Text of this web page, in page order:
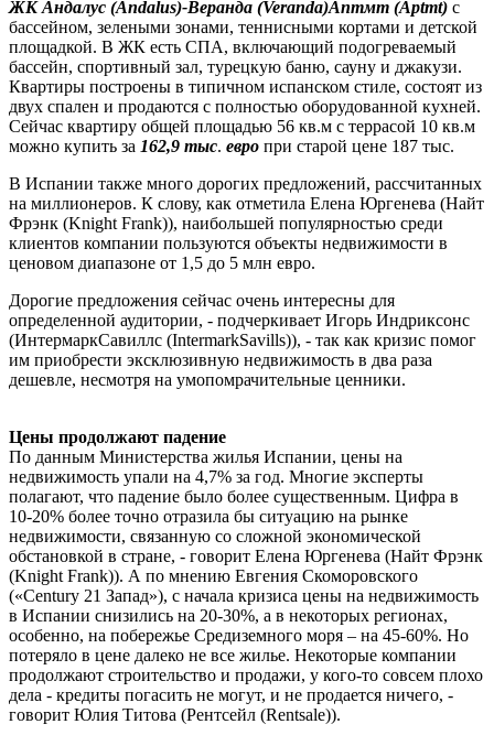
ЖКАндалус (Andalus)-Веранда (Veranda)Аптмт (Aptmt) с
бассейном, зелеными зонами, теннисными кортами и детской
площадкой. В ЖК есть СПА, включающий подогреваемый
бассейн, спортивный зал, турецкую баню, сауну и джакузи.
Квартиры построены в типичном испанском стиле, состоят из
двух спален и продаются с полностью оборудованной кухней.
Сейчас квартиру общей площадью 56 кв.м с террасой 10 кв.м
можно купить за 162,9 тыс. евро при старой цене 187 тыс.
В Испании также много дорогих предложений, рассчитанных
на миллионеров. К слову, как отметила Елена Юргенева (Найт
Фрэнк (Knight Frank)), наибольшей популярностью среди
клиентов компании пользуются объекты недвижимости в
ценовом диапазоне от 1,5 до 5 млн евро.
Дорогие предложения сейчас очень интересны для
определенной аудитории, - подчеркивает Игорь Индриксонс
(ИнтермаркСавиллс (IntermarkSavills)), - так как кризис помог
им приобрести эксклюзивную недвижимость в два раза
дешевле, несмотря на умопомрачительные ценники.
Цены продолжают падение
По данным Министерства жилья Испании, цены на
недвижимость упали на 4,7% за год. Многие эксперты
полагают, что падение было более существенным. Цифра в
10-20% более точно отразила бы ситуацию на рынке
недвижимости, связанную со сложной экономической
обстановкой в стране, - говорит Елена Юргенева (Найт Фрэнк
(Knight Frank)). А по мнению Евгения Скоморовского
(«Century 21 Запад»), с начала кризиса цены на недвижимость
в Испании снизились на 20-30%, а в некоторых регионах,
особенно, на побережье Средиземного моря – на 45-60%. Но
потеряло в цене далеко не все жилье. Некоторые компании
продолжают строительство и продажи, у кого-то совсем плохо
дела - кредиты погасить не могут, и не продается ничего, -
говорит Юлия Титова (Рентсейл (Rentsale)).